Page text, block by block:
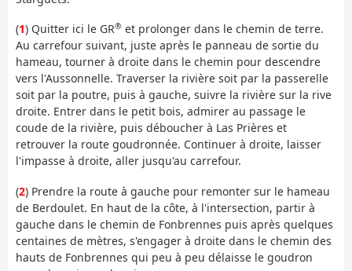
(1) Quitter ici le GR® et prolonger dans le chemin de terre.
Au carrefour suivant, juste après le panneau de sortie du
hameau, tourner à droite dans le chemin pour descendre
vers l'Aussonnelle. Traverser la rivière soit par la passerelle
soit par la poutre, puis à gauche, suivre la rivière sur la rive
droite. Entrer dans le petit bois, admirer au passage le
coude de la rivière, puis déboucher à Las Prières et
retrouver la route goudronnée. Continuer à droite, laisser
l'impasse à droite, aller jusqu'au carrefour.
(2) Prendre la route à gauche pour remonter sur le hameau
de Berdoulet. En haut de la côte, à l'intersection, partir à
gauche dans le chemin de Fonbrennes puis après quelques
centaines de mètres, s'engager à droite dans le chemin des
hauts de Fonbrennes qui peu à peu délaisse le goudron